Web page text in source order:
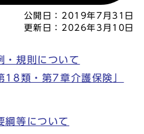
公開日： 2019年7月31日
更新日： 2026年3月10日
・規則について
18類・第7章介護保険」
綱等について